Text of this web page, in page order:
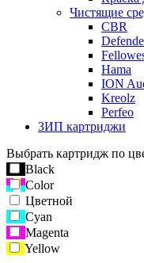
Чистящие
CBR
Hama
ION
Kreolz
Perfeo
ЗИП картриджи
Выбрать картридж по
Black
Color
Цветной
Cyan
Magenta
Yellow